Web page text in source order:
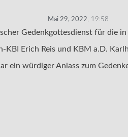
Mai 29, 2022, 19:58
Gedenkgottesdienst für die
Erich Reis und KBM a.D.
ein würdiger Anlass zum